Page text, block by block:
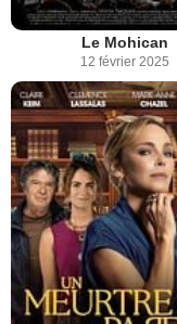
Le Mohican
12 février 2025